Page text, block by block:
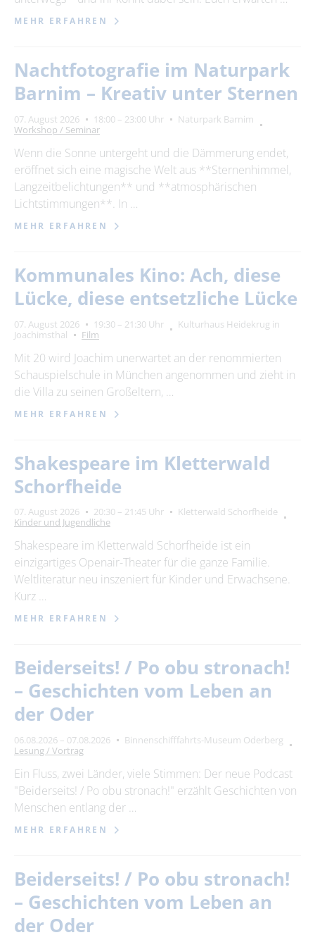
MEHR ERFAHREN
Nachtfotografie im Naturpark
Barnim – Kreativ unter Sternen
07. August 2026 18:00 – 23:00 Uhr
Naturpark Barnim
Workshop / Seminar
Wenn die Sonne untergeht und die Dämmerung endet,
eröffnet sich eine magische Welt aus **Sternenhimmel,
Langzeitbelichtungen** und **atmosphärischen
Lichtstimmungen**. In …
MEHR ERFAHREN
Kommunales Kino: Ach, diese
Lücke, diese entsetzliche Lücke
07. August 2026 19:30 – 21:30 Uhr
Kulturhaus Heidekrug in
Joachimsthal
Film
Mit 20 wird Joachim unerwartet an der renommierten
Schauspielschule in München angenommen und zieht in
die Villa zu seinen Großeltern, …
MEHR ERFAHREN
Shakespeare im Kletterwald
Schorfheide
07. August 2026 20:30 – 21:45 Uhr
Kletterwald Schorfheide
Kinder und Jugendliche
Shakespeare im Kletterwald Schorfheide ist ein
einzigartiges Openair-Theater für die ganze Familie.
Weltliteratur neu inszeniert für Kinder und Erwachsene.
Kurz …
MEHR ERFAHREN
Beiderseits! / Po obu stronach!
– Geschichten vom Leben an
der Oder
06.08.2026 – 07.08.2026
Binnenschifffahrts-Museum Oderberg
Lesung / Vortrag
Ein Fluss, zwei Länder, viele Stimmen: Der neue Podcast
"Beiderseits! / Po obu stronach!" erzählt Geschichten von
Menschen entlang der …
MEHR ERFAHREN
Beiderseits! / Po obu stronach!
– Geschichten vom Leben an
der Oder